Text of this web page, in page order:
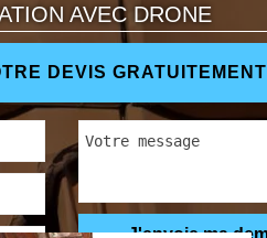
AVEC DRONE
DEVIS GRATUITEMENT